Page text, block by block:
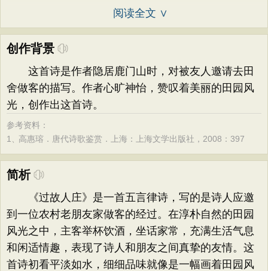
阅读全文 ∨
创作背景
这首诗是作者隐居鹿门山时，对被友人邀请去田
舍做客的描写。作者心旷神怡，赞叹着美丽的田园风
光，创作出这首诗。
参考资料：
1、高惠瑢．唐代诗歌鉴赏．上海：上海文学出版社，2008：397
简析
《过故人庄》是一首五言律诗，写的是诗人应邀
到一位农村老朋友家做客的经过。在淳朴自然的田园
风光之中，主客举杯饮酒，坐话家常，充满生活气息
和闲适情趣，表现了诗人和朋友之间真挚的友情。这
首诗初看平淡如水，细细品味就像是一幅画着田园风